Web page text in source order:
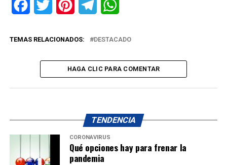
FacebookTwitter PinterestTelegram
TEMAS RELACIONADOS: DESTACADO
HAGA CLIC PARA COMENTAR
TENDENCIA
CORONAVIRUS
Qué opciones hay para frenar la
pandemia